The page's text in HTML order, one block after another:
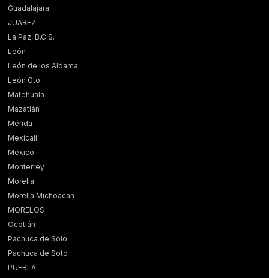
Guadalajara
JUÁREZ
La Paz, B.C.S.
León
León de los Aldama
León Gto
Matehuala
Mazatlán
Mérida
Mexicali
México
Monterrey
Morelia
Morelia Michoacan
MORELOS
Ocotlán
Pachuca de Solo
Pachuca de Soto
PUEBLA